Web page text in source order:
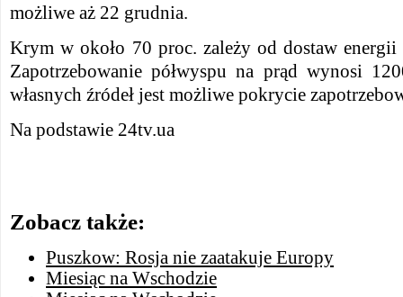
możliwe aż 22 grudnia.
Krym w około 70 proc. zależy od dostaw
Zapotrzebowanie półwyspu na prąd wynosi
własnych źródeł jest możliwe pokrycie
Na podstawie 24tv.ua
Zobacz także:
Puszkow: Rosja nie zaatakuje Europy
Miesiąc na Wschodzie